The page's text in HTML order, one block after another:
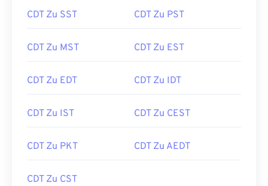
CDT Zu SST CDT Zu PST
CDT Zu MST CDT Zu EST
CDT Zu EDT CDT Zu IDT
CDT Zu IST CDT Zu CEST
CDT Zu PKT CDT Zu AEDT
CDT Zu CST